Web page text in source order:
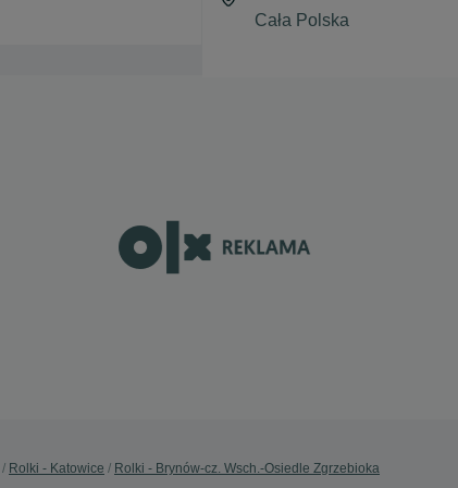
Rolki - Katowice Rolki - Brynów-cz. Wsch.-Osiedle Zgrzebioka